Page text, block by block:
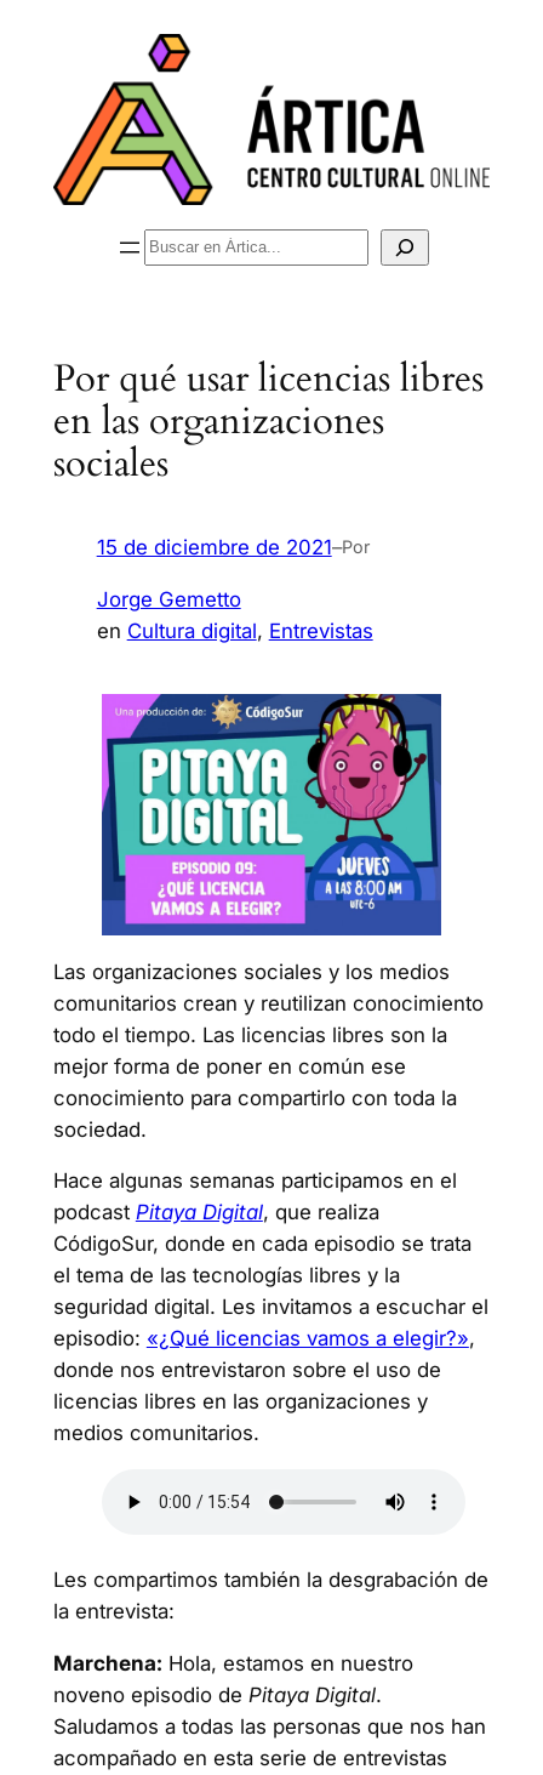
Buscar
Por qué usar licencias libres
en las organizaciones
sociales
15 de diciembre de 2021–Por
Jorge Gemetto
en Cultura digital, Entrevistas
Las organizaciones sociales y los medios
comunitarios crean y reutilizan conocimiento
todo el tiempo. Las licencias libres son la
mejor forma de poner en común ese
conocimiento para compartirlo con toda la
sociedad.
Hace algunas semanas participamos en el
podcast Pitaya Digital, que realiza
CódigoSur, donde en cada episodio se trata
el tema de las tecnologías libres y la
seguridad digital. Les invitamos a escuchar el
episodio: «¿Qué licencias vamos a elegir?»,
donde nos entrevistaron sobre el uso de
licencias libres en las organizaciones y
medios comunitarios.
Les compartimos también la desgrabación de
la entrevista:
Marchena: Hola, estamos en nuestro
noveno episodio de Pitaya Digital.
Saludamos a todas las personas que nos han
acompañado en esta serie de entrevistas